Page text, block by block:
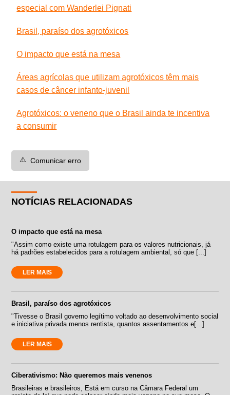
especial com Wanderlei Pignati
Brasil, paraíso dos agrotóxicos
O impacto que está na mesa
Áreas agrícolas que utilizam agrotóxicos têm mais
casos de câncer infanto-juvenil
Agrotóxicos: o veneno que o Brasil ainda te incentiva
a consumir
⚠️ Comunicar erro
NOTÍCIAS RELACIONADAS
O impacto que está na mesa
"Assim como existe uma rotulagem para os valores nutricionais, já
há padrões estabelecidos para a rotulagem ambiental, só que [...]
LER MAIS
Brasil, paraíso dos agrotóxicos
"Tivesse o Brasil governo legítimo voltado ao desenvolvimento social
e iniciativa privada menos rentista, quantos assentamentos e[...]
LER MAIS
Ciberativismo: Não queremos mais venenos
Brasileiras e brasileiros, Está em curso na Câmara Federal um